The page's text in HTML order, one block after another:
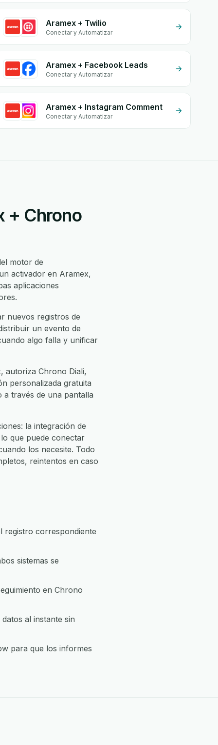
Aramex + Twilio
Conectar y Automatizar
Aramex + Facebook Leads
Conectar y Automatizar
Aramex + Instagram Comment
Conectar y Automatizar
+ Chrono
motor de
activador en Aramex,
aplicaciones
nuevos registros de
un evento de
algo falla y unificar
autoriza Chrono Diali,
personalizada gratuita
través de una pantalla
la integración de
que puede conectar
los necesite. Todo
reintentos en caso
registro correspondiente
sistemas se
en Chrono
al instante sin
para que los informes